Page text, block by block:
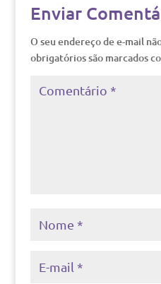
Enviar
O seu endereço de e-mail
obrigatórios são marcados